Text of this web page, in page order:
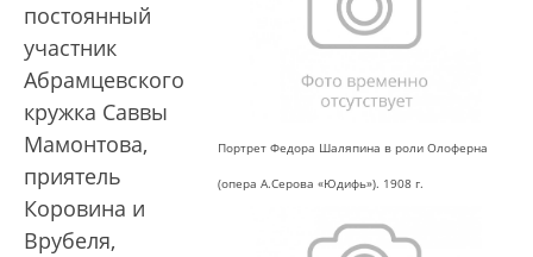
Портрет Федора Шаляпина в роли Олоферна
(опера А.Серова «Юдифь»). 1908 г.
постоянный
участник
Абрамцевского
кружка Саввы
Мамонтова,
приятель
Коровина и
Врубеля,